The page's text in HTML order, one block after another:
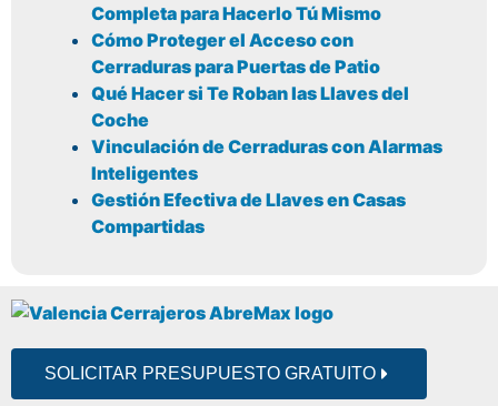
Completa para Hacerlo Tú Mismo
Cómo Proteger el Acceso con
Cerraduras para Puertas de Patio
Qué Hacer si Te Roban las Llaves del
Coche
Vinculación de Cerraduras con Alarmas
Inteligentes
Gestión Efectiva de Llaves en Casas
Compartidas
SOLICITAR PRESUPUESTO GRATUITO